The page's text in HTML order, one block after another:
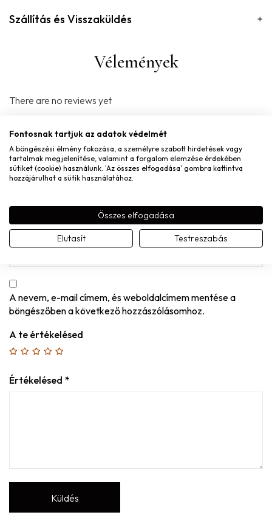
Szállítás és Visszaküldés
Vélemények
There are no reviews yet
ELSŐKÉNT
Név*
E-mail*
A nevem, e-mail címem, és weboldalcímem mentése a
böngészőben a következő hozzászólásomhoz.
A te értékelésed
Értékelésed *
Fontosnak tartjuk az adatok védelmét
A böngészési élmény fokozása, a személyre szabott hirdetések vagy
tartalmak megjelenítése, valamint a forgalom elemzése érdekében
sütiket (cookie) használunk. 'Az összes elfogadása' gombra kattintva
hozzájárulhat a sütik használatához.
Összes elfogadása
Elutasít Testreszabás